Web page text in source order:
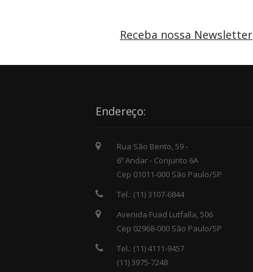
Receba nossa Newsletter
Endereço:
Rua São Bento, 59 -
6º Andar - Conjunto 6A
Cep 01011-000 São Paulo/SP
Tel.: (11) 3107-6844
Avenida Fuad Lutfalla, 506
Cep 02968-000 São Paulo/SP
Tel.: (11) 4111-9457
(11) 3975-7248